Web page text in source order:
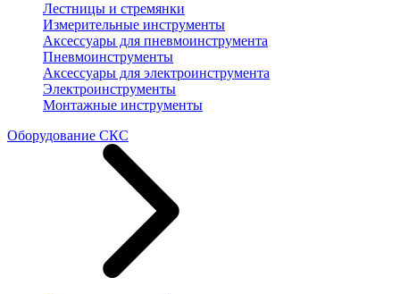
Лестницы и стремянки
Измерительные инструменты
Аксессуары для пневмоинструмента
Пневмоинструменты
Аксессуары для электроинструмента
Электроинструменты
Монтажные инструменты
Оборудование СКС